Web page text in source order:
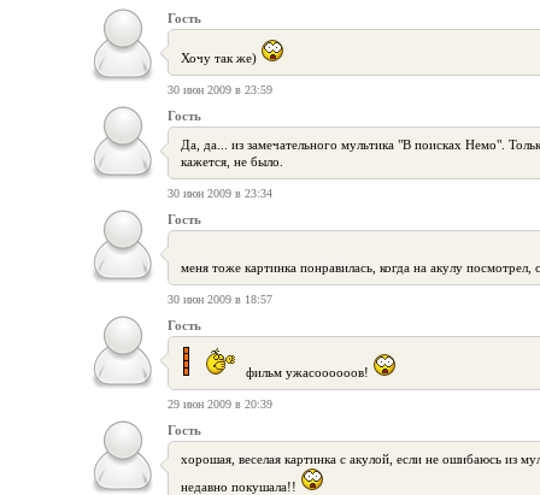
Гость
Хочу так же)
30 июн 2009 в 23:59
Гость
Да, да... из замечательного мультика "В поисках Немо".
кажется, не было.
30 июн 2009 в 23:34
Гость
меня тоже картинка понравилась, когда на акулу посмотрел,
30 июн 2009 в 18:57
Гость
фильм ужасоооооов!
29 июн 2009 в 20:39
Гость
хорошая, веселая картинка с акулой, если не ошибаюсь из
недавно покушала!!